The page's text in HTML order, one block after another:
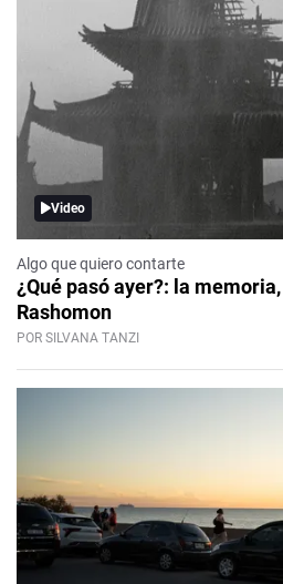
Video
Algo que quiero contarte
¿Qué pasó ayer?: la
Rashomon
POR SILVANA TANZI